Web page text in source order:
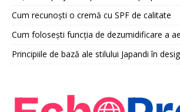
Cum recunoști o cremă cu SPF de calitate
Cum folosești funcția de dezumidificare a
Principiile de bază ale stilului Japandi în